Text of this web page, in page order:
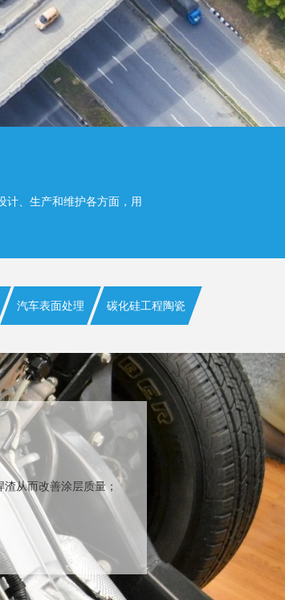
计、生产和维护各方面，用
汽车表面处理 碳化硅工程陶瓷
从而改善涂层质量；